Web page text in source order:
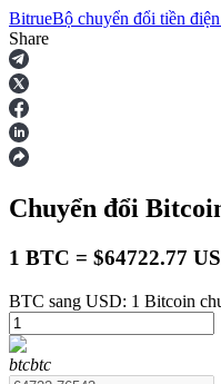
Hợp đồng tương lai
USDT Futures
Futures sử dụng USDT
BitrueBộ chuyển đổi tiền
Share
Chuyển đổi
1 BTC = $64722.77
BTC sang USD: 1 Bitcoin
btcbtc